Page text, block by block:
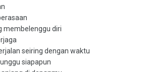
membelenggu diri
seiring dengan waktu
siapapun